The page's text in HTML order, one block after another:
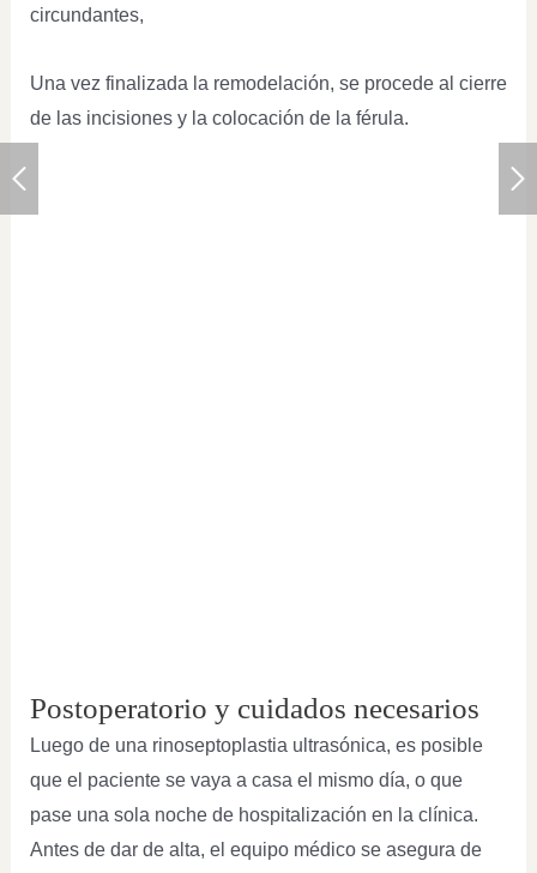
circundantes,
Una vez finalizada la remodelación, se procede al cierre
de las incisiones y la colocación de la férula.
Postoperatorio y cuidados necesarios
Luego de una rinoseptoplastia ultrasónica, es posible
que el paciente se vaya a casa el mismo día, o que
pase una sola noche de hospitalización en la clínica.
Antes de dar de alta, el equipo médico se asegura de